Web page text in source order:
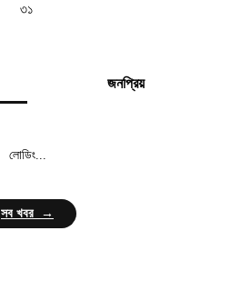
৩১
জনপ্রিয়
লোডিং...
সব খবর →